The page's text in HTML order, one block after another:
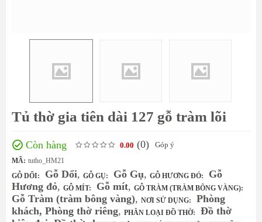
Tủ thờ gia tiên dài 127 gỗ tràm lõi
Còn hàng 0.00 (0) Góp ý
MÃ: tutho_HM21
GỖ DỔI:
Gỗ Dổi, GỖ GỤ: Gỗ Gụ, GỖ HƯƠNG ĐỎ:
Gỗ
Hương đỏ, GỖ MÍT: Gỗ mít, GỖ TRÀM (TRÀM BÔNG VÀNG):
Gỗ Tràm (tràm bông vàng), NƠI SỬ DỤNG:
Phòng
khách, Phòng thờ riêng, PHÂN LOẠI ĐỒ THỜ:
Đồ thờ